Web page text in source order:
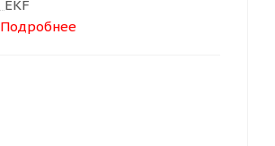
EKF
Подробнее